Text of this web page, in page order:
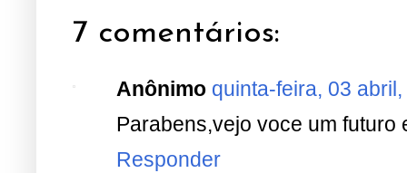
7 comentários:
Anônimo quinta-feira, 03
Parabens,vejo voce um futuro
Responder